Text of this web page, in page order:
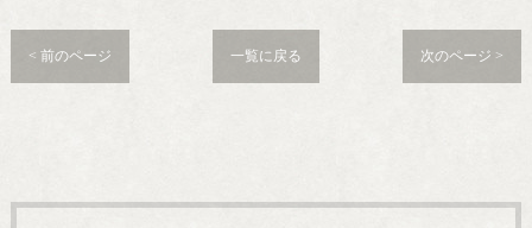
< 前のページ 一覧に戻る 次のページ >